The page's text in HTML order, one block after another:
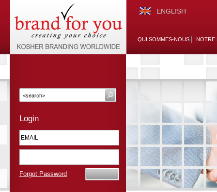
ENGLISH
QUI SOMMES-NOUS NOTRE
Login
Forgot Password